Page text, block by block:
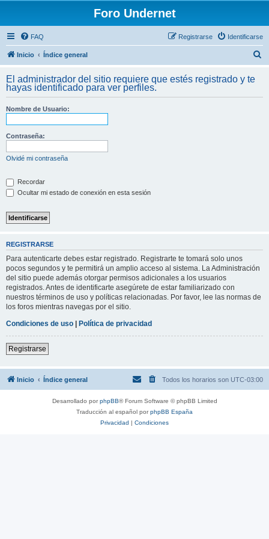
Foro Undernet
FAQ Identificarse
Registrarse
Inicio Índice general
c
El administrador del sitio requiere que estés registrado y te
hayas identificado para ver perfiles.
Nombre de Usuario:
Contraseña:
Olvidé mi contraseña
Recordar
Ocultar mi estado de conexión en esta sesión
REGISTRARSE
Para autenticarte debes estar registrado. Registrarte te tomará solo unos
pocos segundos y te permitirá un amplio acceso al sistema. La Administración
del sitio puede además otorgar permisos adicionales a los usuarios
registrados. Antes de identificarte asegúrete de estar familiarizado con
nuestros términos de uso y políticas relacionadas. Por favor, lee las normas de
los foros mientras navegas por el sitio.
Condiciones de uso | Política de privacidad
Registrarse
Inicio Índice general Todos los horarios son UTC-03:00
Desarrollado porphpBB® Forum Software © phpBB Limited
Traducción al español porphpBB España
Privacidad | Condiciones